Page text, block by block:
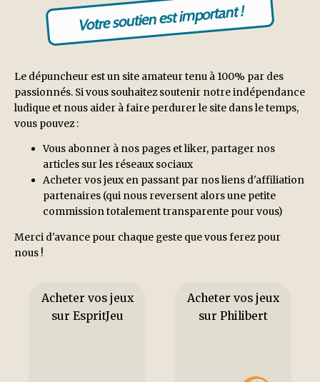
Votre soutien est important !
Le dépuncheur est un site amateur tenu à 100% par des
passionnés. Si vous souhaitez soutenir notre indépendance
ludique et nous aider à faire perdurer le site dans le temps,
vous pouvez :
Vous abonner à nos pages et liker, partager nos
articles sur les réseaux sociaux
Acheter vos jeux en passant par nos liens d'affiliation
partenaires (qui nous reversent alors une petite
commission totalement transparente pour vous)
Merci d'avance pour chaque geste que vous ferez pour
nous !
Acheter vos jeux
sur EspritJeu
Acheter vos jeux
sur Philibert